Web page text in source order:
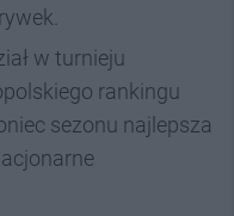
w turnieju
rankingu
sezonu najlepsza